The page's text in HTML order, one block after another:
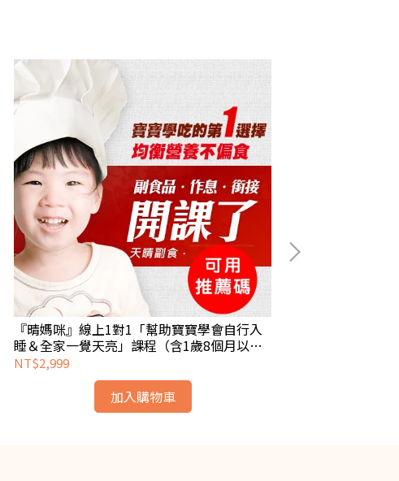
『晴媽咪』線上1對1「幫助寶寶學會自行入
睡＆全家一覺天亮」課程（含1歲8個月以下
可報名）
NT$2,999
加入購物車